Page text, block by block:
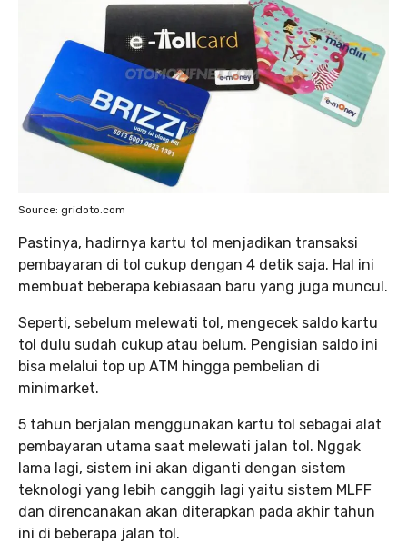
Source: gridoto.com
Pastinya, hadirnya kartu tol menjadikan transaksi
pembayaran di tol cukup dengan 4 detik saja. Hal ini
membuat beberapa kebiasaan baru yang juga muncul.
Seperti, sebelum melewati tol, mengecek saldo kartu
tol dulu sudah cukup atau belum. Pengisian saldo ini
bisa melalui top up ATM hingga pembelian di
minimarket.
5 tahun berjalan menggunakan kartu tol sebagai alat
pembayaran utama saat melewati jalan tol. Nggak
lama lagi, sistem ini akan diganti dengan sistem
teknologi yang lebih canggih lagi yaitu sistem MLFF
dan direncanakan akan diterapkan pada akhir tahun
ini di beberapa jalan tol.